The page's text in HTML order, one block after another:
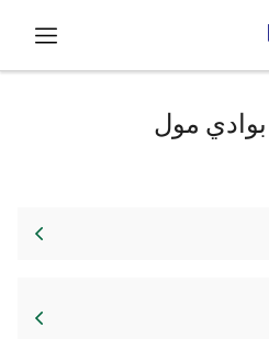
بوادي مول